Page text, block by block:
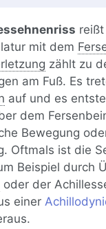
mit dem
zählt zu
am Fuß. Es
auf und es
dem
Bewegung
Oftmals ist die
Beispiel durch
oder der
einer